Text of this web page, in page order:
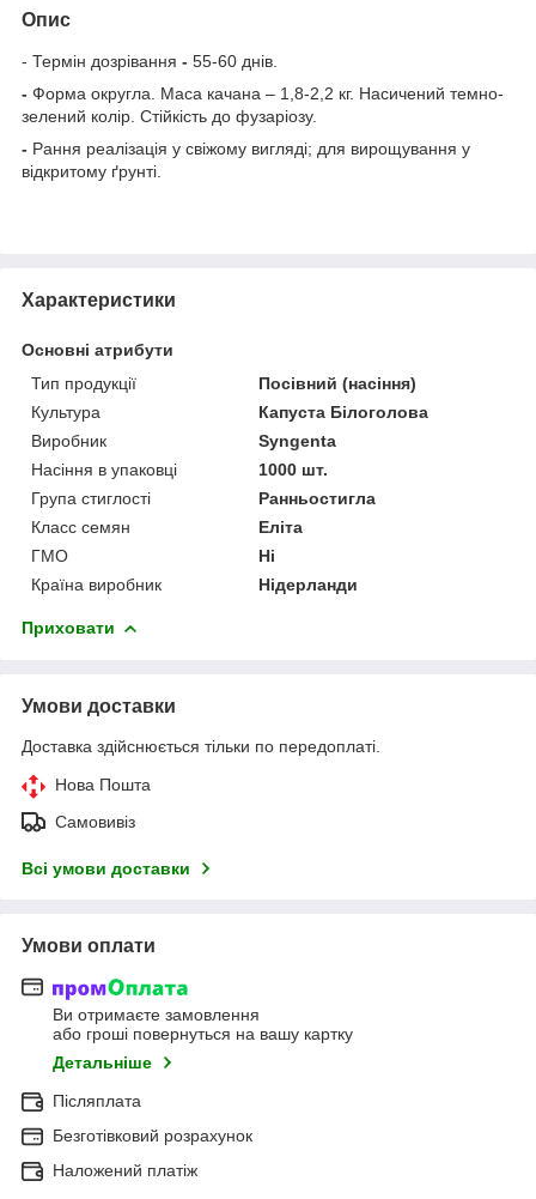
Опис
- Термін дозрівання - 55-60 днів.
- Форма округла. Маса качана – 1,8-2,2 кг. Насичений темно-
зелений колір. Стійкість до фузаріозу.
- Рання реалізація у свіжому вигляді; для вирощування у
відкритому ґрунті.
Характеристики
Основні атрибути
Тип продукції
Посівний (насіння)
Культура
Капуста Білоголова
Виробник
Syngenta
Насіння в упаковці
1000 шт.
Група стиглості
Ранньостигла
Класс семян
Еліта
ГМО
Ні
Країна виробник
Нідерланди
Приховати
Умови доставки
Доставка здійснюється тільки по передоплаті.
Нова Пошта
Самовивіз
Всі умови доставки
Умови оплати
Ви отримаєте замовлення
або гроші повернуться на вашу картку
Детальніше
Післяплата
Безготівковий розрахунок
Наложений платіж